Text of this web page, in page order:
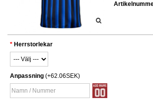
Herrstorlekar
Anpassning (+62.06SEK)